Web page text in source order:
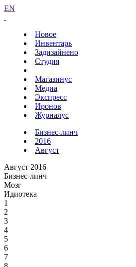
EN
Новое
Инвентарь
Задизайнено
Студия
Магазинус
Медиа
Экспресс
Иронов
Журналус
Бизнес-линч
2016
Август
Август 2016
Бизнес-линч
Мозг
Идиотека
1
2
3
4
5
6
7